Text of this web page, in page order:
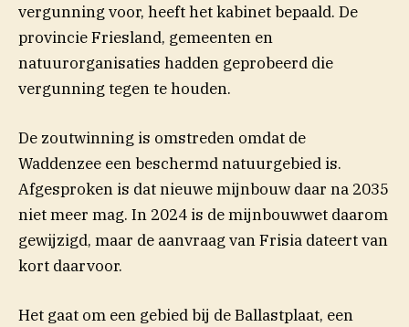
vergunning voor, heeft het kabinet bepaald. De
provincie Friesland, gemeenten en
natuurorganisaties hadden geprobeerd die
vergunning tegen te houden.
De zoutwinning is omstreden omdat de
Waddenzee een beschermd natuurgebied is.
Afgesproken is dat nieuwe mijnbouw daar na 2035
niet meer mag(opent in nieuw venster)
. In 2024 is de mijnbouwwet daarom
gewijzigd, maar de aanvraag van Frisia dateert van
kort daarvoor.
Het gaat om een gebied bij de Ballastplaat, een